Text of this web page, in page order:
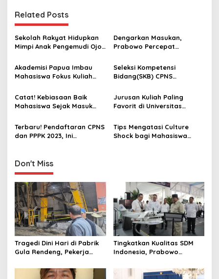
t
n
a
v
i
g
t
o
Related Posts
Sekolah Rakyat Hidupkan
Mimpi Anak Pengemudi Ojol
Data Analyst
Dengarkan Masukan,
Prabowo Percepat
Juni 2025, PPPK Oktober
Akademisi Papua Imbau
Mahasiswa Fokus Kuliah
Seleksi Kompetensi
Bidang(SKB) CPNS
Desember 2023, Ini
Ketentuan dan ‎Sanksi yang
Catat! Kebiasaan Baik
Mahasiswa Sejak Masuk
Jurusan Kuliah Paling
Favorit di Universitas
Terbaru! Pendaftaran CPNS
dan PPPK 2023, Ini
Tips Mengatasi Culture
Shock bagi Mahasiswa
Don't Miss
Tragedi Dini Hari di Pabrik
Gula Rendeng, Pekerja
Pengangkat Tebu
Tingkatkan Kualitas SDM
Indonesia, Prabowo
hingga Undang Universitas